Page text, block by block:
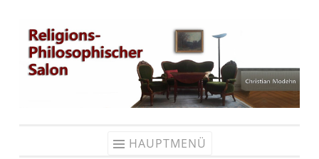
Zum
Inhalt
springen
HAUPTMENÜ